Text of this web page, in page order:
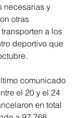
necesarias y
otras
a los
deportivo que
comunicado
el 20 y el 24
en total